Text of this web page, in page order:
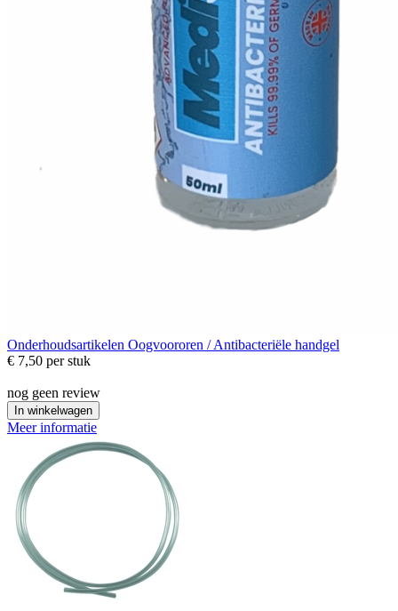
Onderhoudsartikelen Oogvoororen / Antibacteriële handgel
€ 7,50 per stuk
nog geen review
In winkelwagen
Meer informatie